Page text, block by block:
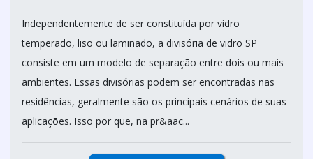
Independentemente de ser constituída por vidro
temperado, liso ou laminado, a divisória de vidro SP
consiste em um modelo de separação entre dois ou mais
ambientes. Essas divisórias podem ser encontradas nas
residências, geralmente são os principais cenários de suas
aplicações. Isso por que, na pr&aac...